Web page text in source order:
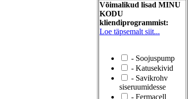
Võimalikud lisad MINU
KODU
kliendiprogrammist:
Loe täpsemalt siit...
- Soojuspump
- Katusekivid
- Savikrohv
siseruumidesse
- Fermacell